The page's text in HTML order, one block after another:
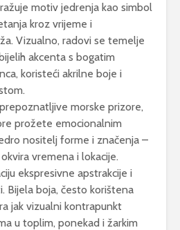
motiv jedrenja kao simbol
kroz vrijeme i
Vizualno, radovi se temelje
akcenta s bogatim
koristeći akrilne boje i
morske prizore,
prožete emocionalnim
nositelj forme i značenja –
vremena i lokacije.
ekspresivne apstrakcije i
Bijela boja, često korištena
jak vizualni kontrapunkt
u toplim, ponekad i žarkim